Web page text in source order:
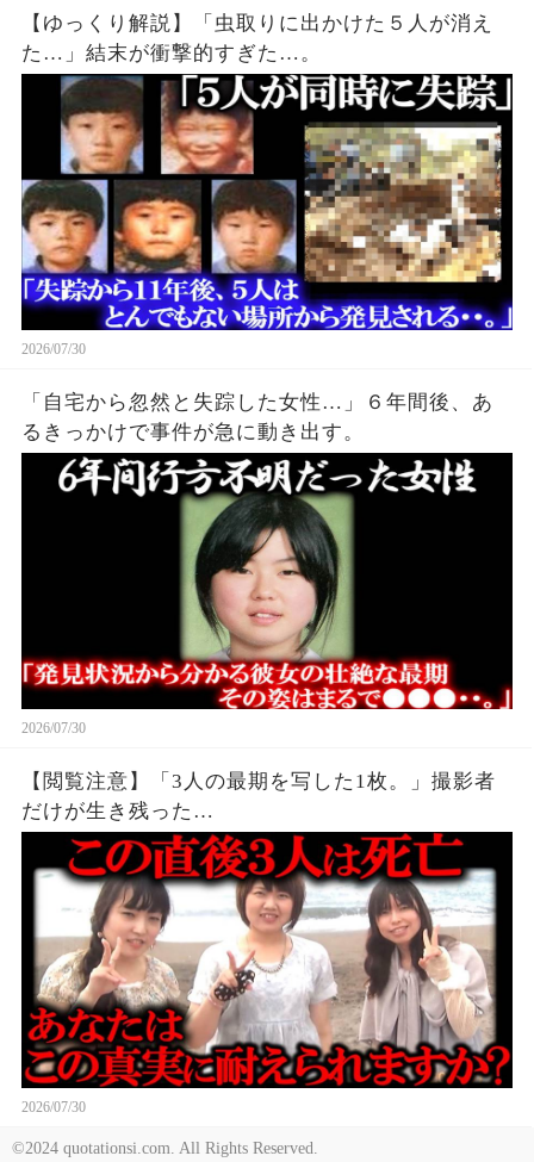
【ゆっくり解説】「虫取りに出かけた５人が消え
た…」結末が衝撃的すぎた…。
2026/07/30
「自宅から忽然と失踪した女性…」６年間後、あ
るきっかけで事件が急に動き出す。
2026/07/30
【閲覧注意】「3人の最期を写した1枚。」撮影者
だけが生き残った…
2026/07/30
©2024 quotationsi.com. All Rights Reserved.